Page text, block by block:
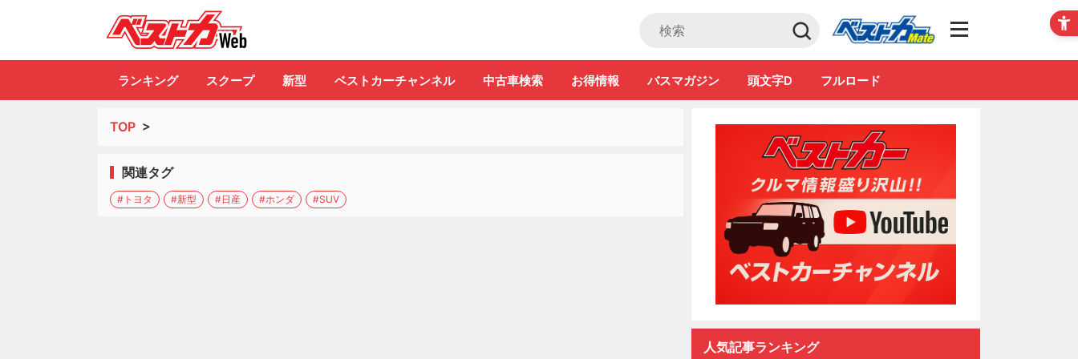
Club
ランキング スクープ 新型 ベストカーチャンネル 中古車検索 お得情報 バスマガジン 頭文字D フルロード
TOP >
関連タグ
#トヨタ #新型 #日産 #ホンダ #SUV
人気記事ランキング